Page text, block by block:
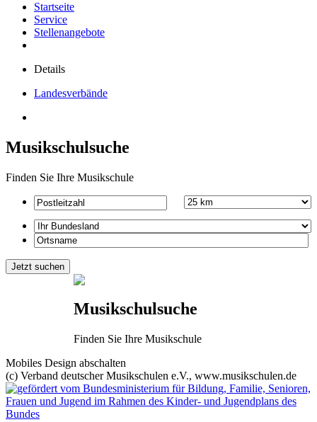
Startseite
Service
Stellenangebote
Details
Landesverbände
Musikschulsuche
Finden Sie Ihre Musikschule
Musikschulsuche
Finden Sie Ihre Musikschule
Mobiles Design abschalten
(c) Verband deutscher Musikschulen e.V., www.musikschulen.de